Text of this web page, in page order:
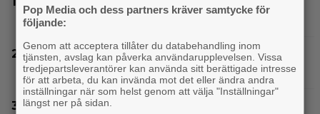
Steam-spel – fick betala tillbaka allt
Samantha Morton får inga roller längre: ”Jag
är för gammal”
Joel Kinnaman vs Saddam Hussein i ny
Pop Media och dess partners kräver samtycke för
följande:
Genom att acceptera tillåter du databehandling inom
tjänsten, avslag kan påverka användarupplevelsen. Vissa
tredjepartsleverantörer kan använda sitt berättigade intresse
för att arbeta, du kan invända mot det eller ändra andra
inställningar när som helst genom att välja "Inställningar"
längst ner på sidan.